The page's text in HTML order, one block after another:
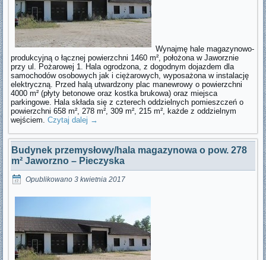
Wynajmę hale magazynowo-
produkcyjną o łącznej powierzchni 1460 m², położona w Jaworznie
przy ul. Pożarowej 1. Hala ogrodzona, z dogodnym dojazdem dla
samochodów osobowych jak i ciężarowych, wyposażona w instalację
elektryczną. Przed halą utwardzony plac manewrowy o powierzchni
4000 m² (płyty betonowe oraz kostka brukowa) oraz miejsca
parkingowe. Hala składa się z czterech oddzielnych pomieszczeń o
powierzchni 658 m², 278 m², 309 m², 215 m², każde z oddzielnym
wejściem.Czytaj dalej →
Budynek przemysłowy/hala magazynowa o pow. 278
m² Jaworzno – Pieczyska
Opublikowano 3 kwietnia 2017